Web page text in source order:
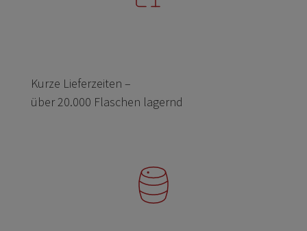
Kurze Lieferzeiten –
über 20.000 Flaschen lagernd